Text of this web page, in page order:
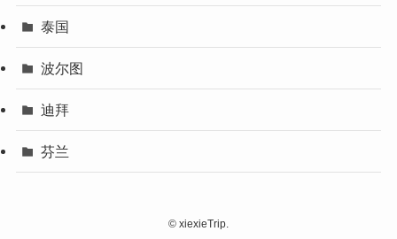
泰国
波尔图
迪拜
芬兰
© xiexieTrip.